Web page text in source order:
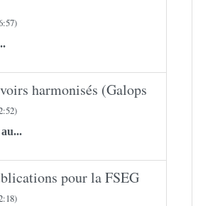
harmonisés (Galops
pour la FSEG